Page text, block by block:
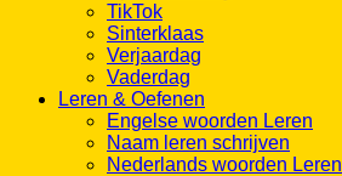
TikTok
Sinterklaas
Verjaardag
Vaderdag
Leren & Oefenen
Engelse woorden Leren
Naam leren schrijven
Nederlands woorden Leren